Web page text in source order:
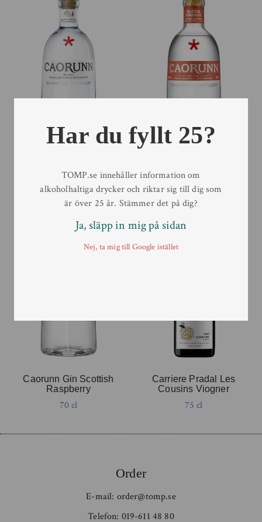
70 cl
70 cl
Caorunn Gin Scottish
Raspberry
70 cl
Carriere Pradal Les
Cousins Viogner
75 cl
Order
E-mail: order@tomp.se
Telefon: 019-611 48 80
Har du fyllt 25?
TOMP.se innehåller information om
alkoholhaltiga drycker och riktar sig till dig som
är över 25 år. Stämmer det på dig?
Ja, släpp in mig på sidan
Nej, ta mig till Google istället